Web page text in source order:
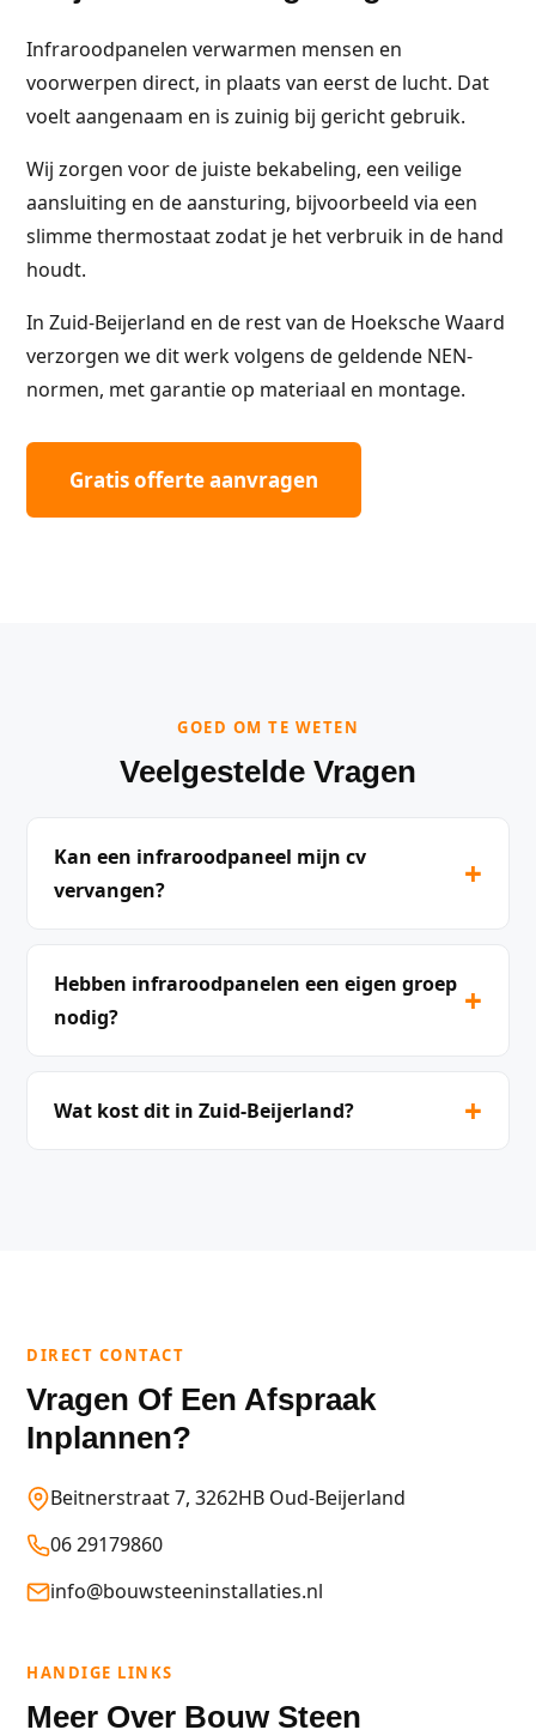
Infraroodpanelen verwarmen mensen en
voorwerpen direct, in plaats van eerst de lucht. Dat
voelt aangenaam en is zuinig bij gericht gebruik.
Wij zorgen voor de juiste bekabeling, een veilige
aansluiting en de aansturing, bijvoorbeeld via een
slimme thermostaat zodat je het verbruik in de hand
houdt.
In Zuid-Beijerland en de rest van de Hoeksche Waard
verzorgen we dit werk volgens de geldende NEN-
normen, met garantie op materiaal en montage.
Gratis offerte aanvragen
GOED OM TE WETEN
Veelgestelde Vragen
Kan een infraroodpaneel mijn cv
vervangen?
+
Hebben infraroodpanelen een eigen groep
nodig?
+
Wat kost dit in Zuid-Beijerland? +
DIRECT CONTACT
Vragen Of Een Afspraak
Inplannen?
Beitnerstraat 7, 3262HB Oud-Beijerland
06 29179860
info@bouwsteeninstallaties.nl
HANDIGE LINKS
Meer Over Bouw Steen